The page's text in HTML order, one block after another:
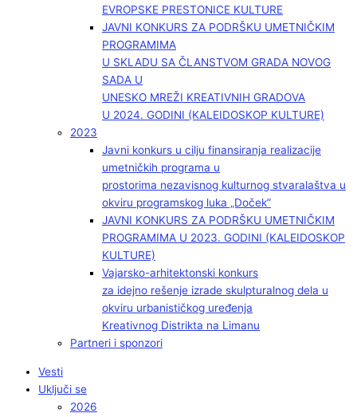
EVROPSKE PRESTONICE KULTURE
JAVNI KONKURS ZA PODRŠKU UMETNIČKIM
PROGRAMIMA
U SKLADU SA ČLANSTVOM GRADA NOVOG
SADA U
UNESKO MREŽI KREATIVNIH GRADOVA
U 2024. GODINI (KALEIDOSKOP KULTURE)
2023
Javni konkurs u cilju finansiranja realizacije
umetničkih programa u
prostorima nezavisnog kulturnog stvaralaštva u
okviru programskog luka „Doček”
JAVNI KONKURS ZA PODRŠKU UMETNIČKIM
PROGRAMIMA U 2023. GODINI (KALEIDOSKOP
KULTURE)
Vajarsko-arhitektonski konkurs
za idejno rešenje izrade skulpturalnog dela u
okviru urbanističkog uređenja
Kreativnog Distrikta na Limanu
Partneri i sponzori
Vesti
Uključi se
2026